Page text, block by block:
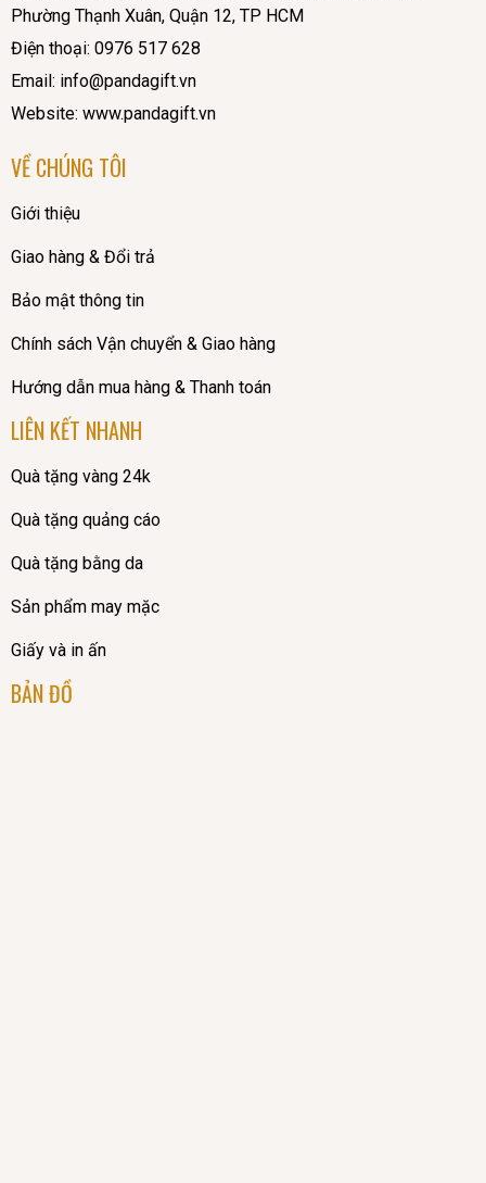
Phường Thạnh Xuân, Quận 12, TP HCM
Điện thoại: 0976 517 628
Email: info@pandagift.vn
Website: www.pandagift.vn
VỀ CHÚNG TÔI
Giới thiệu
Giao hàng & Đổi trả
Bảo mật thông tin
Chính sách Vận chuyển & Giao hàng
Hướng dẫn mua hàng & Thanh toán
LIÊN KẾT NHANH
Quà tặng vàng 24k
Quà tặng quảng cáo
Quà tặng bằng da
Sản phẩm may mặc
Giấy và in ấn
BẢN ĐỒ